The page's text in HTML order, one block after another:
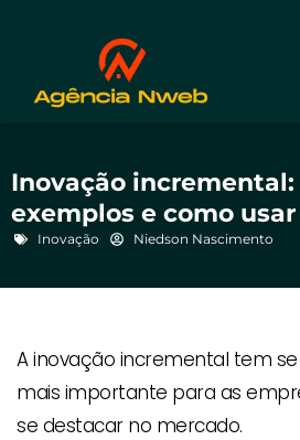
Inovação incremental:
exemplos e como usar
Inovação Niedson Nascimento
A inovação incremental tem
mais importante para as
se destacar no mercado.